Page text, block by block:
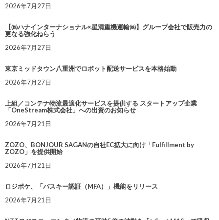
2026年7月27日
【㈱ハナインターナショナル×星清重機運輸㈱】グループ会社で販売力の
更なる強化ねらう
2026年7月27日
東京ミッドタウン八重洲でロボット配送サービスを本格始動
2026年7月27日
上組／コンテナ物流最適化サービスを提供する スタートアップ企業
「OneStream株式会社」への出資のお知らせ
2026年7月21日
ZOZO、BONJOUR SAGANの自社EC拡大に向け「Fulfillment by
ZOZO」を提供開始
2026年7月21日
ロジポケ、「パスキー認証（MFA）」機能をリリース
2026年7月21日